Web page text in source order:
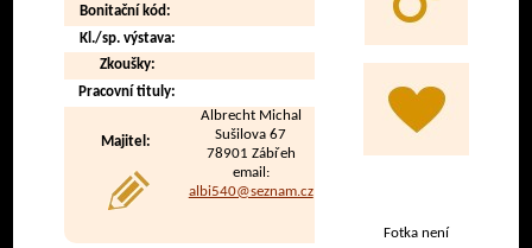
Fotka není
Bonitační kód:
Kl./sp. výstava:
Zkoušky:
Pracovní tituly:
Majitel:
Albrecht Michal
Sušilova 67
78901 Zábřeh
email:
albi540@seznam.cz